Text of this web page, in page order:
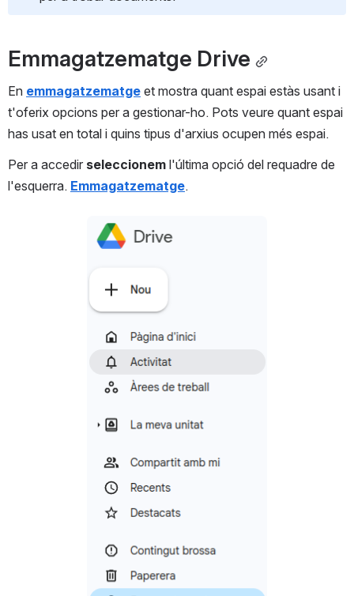
Emmagatzematge Drive
En emmagatzematge et mostra quant espai estàs usant i
t'oferix opcions per a gestionar-ho. Pots veure quant espai
has usat en total i quins tipus d'arxius ocupen més espai.
Per a accedir seleccionem l'última opció del requadre de
l'esquerra. Emmagatzematge.
Open